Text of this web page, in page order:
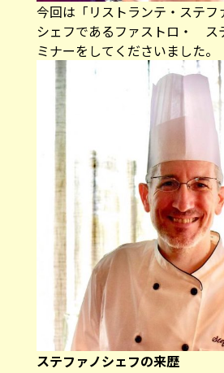
今回は「リストランテ・ステフ
シェフであるファストロ・ ス
ミナーをしてくださいました。
ステファノシェフの来歴